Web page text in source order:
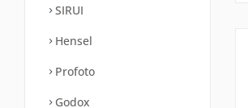
SIRUI
Hensel
Profoto
Godox